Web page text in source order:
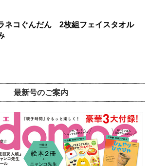
ネコぐんだん 2枚組フェイスタオル
最新号のご案内